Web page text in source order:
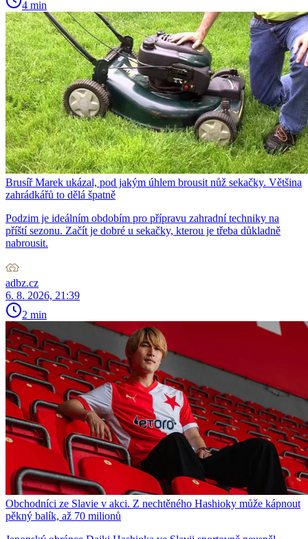
4 min
Brusíř Marek ukázal, pod jakým úhlem brousit nůž sekačky. Většina
zahrádkářů to dělá špatně
Podzim je ideálním obdobím pro přípravu zahradní techniky na
příští sezonu. Začít je dobré u sekačky, kterou je třeba důkladně
nabrousit.
adbz.cz
6. 8. 2026, 21:39
2 min
Obchodníci ze Slavie v akci. Z nechtěného Hashioky může kápnout
pěkný balík, až 70 milionů